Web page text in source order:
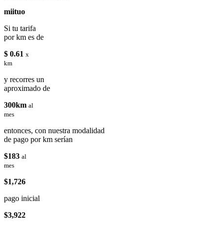
miituo
Si tu tarifa
por km es de
$ 0.61 x
km
y recorres un
aproximado de
300km al
mes
entonces, con nuestra modalidad
de pago por km serían
$183 al
mes
$1,726
pago inicial
$3,922